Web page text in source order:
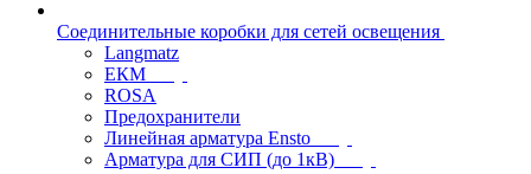
Соединительные коробки для сетей освещения
Langmatz
ЕКМ
ROSA
Предохранители
Линейная арматура Ensto
Арматура для СИП (до 1кВ)